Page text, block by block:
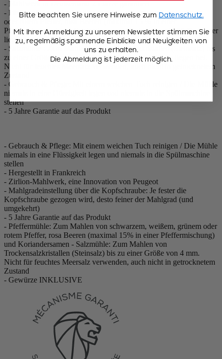
- Mahlwerk in Deutschland 25 Jahre garantiert
- Pfeffermühle : Zum Mahlen von schwarzem, weißem, grünem
oder rotem Pfeffer, rosa Beeren (maximal 15 % in einer
Pfeffermischung) und Koriandersamen. Betriebsbereit: Pfefferkörner
liegen bei.
- Salzmühle : Zum Mahlen von Trockensalzkristallen (Steinsalz) bis
zu einer Größe von 4 mm. Betriebsbereit: Salzkristalle liegen bei.
Nicht für feuchtes Meersalz verwenden, auch nicht in getrocknetem
Zustand
- Gebrauch & Pflege: Mit einem weichen Tuch reinigen / Die Mühle
niemals in eine Flüssigkeit legen und niemals in die Spülmaschine
stellen
- 5 Jahre Garantie auf das Produkt
- Gebrauch & Pflege: Mit einem weichen Tuch reinigen / Die Mühle
niemals in eine Flüssigkeit legen und niemals in die Spülmaschine
stellen
- Hergestellt in Frankreich
- Zirlion-Mahlwerk, eine Innovation von Peugeot
- Mahlgradeinstellung über die Kopfschraube: Je fester die
Kopfschraube gezogen wird, desto feiner der Mahlgrad (und
umgekehrt)
- 5 Jahre Garantie auf das Produkt
- Pfeffermühle: Zum Mahlen von schwarzem, weißem, grünem oder
rotem Pfeffer, rosa Beeren (maximal 15% in einer Pfeffermischung)
und Koriandersamen - Salzmühle: Zum Mahlen von
Trockensalzkristallen (Steinsalz) bis zu einer Größe von 4 mm.
Nicht für feuchtes Meersalz verwenden, auch nicht in getrocknetem
Zustand
- Gewürze INKLUSIVE
Bitte beachten Sie unsere Hinweise zum Datenschutz.
Mit Ihrer Anmeldung zu unserem Newsletter stimmen Sie
zu, regelmäßig spannende Einblicke und Neuigkeiten von
uns zu erhalten.
Die Abmeldung ist jederzeit möglich.